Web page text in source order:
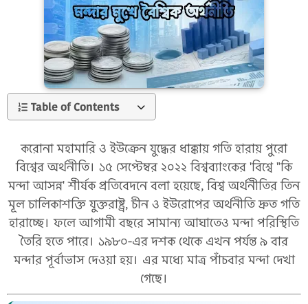
Table of Contents
করোনা মহামারি ও ইউক্রেন যুদ্ধের ধাক্কায় গতি হারায় পুরো
বিশ্বের অর্থনীতি। ১৫ সেপ্টেম্বর ২০২২ বিশ্বব্যাংকের 'বিশ্বে "কি
মন্দা আসন্ন' শীর্ষক প্রতিবেদনে বলা হয়েছে, বিশ্ব অর্থনীতির তিন
মূল চালিকাশক্তি যুক্তরাষ্ট্র, চীন ও ইউরোপের অর্থনীতি দ্রুত গতি
হারাচ্ছে। ফলে আগামী বছরে সামান্য আঘাতেও মন্দা পরিস্থিতি
তৈরি হতে পারে। ১৯৮০-এর দশক থেকে এখন পর্যন্ত ৯ বার
মন্দার পূর্বাভাস দেওয়া হয়। এর মধ্যে মাত্র পাঁচবার মন্দা দেখা
গেছে।